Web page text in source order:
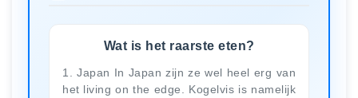
Wat is het raarste eten?
1. Japan In Japan zijn ze wel heel erg van
het living on the edge. Kogelvis is namelijk